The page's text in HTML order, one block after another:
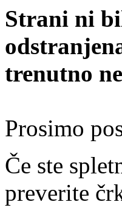
Strani ni
trenutno
Prosimo
Če ste
preverite